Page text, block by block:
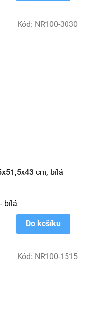
cm, bílá
Do košíku
bílá
Kód: NR100-3030
Kód: NR100-1515